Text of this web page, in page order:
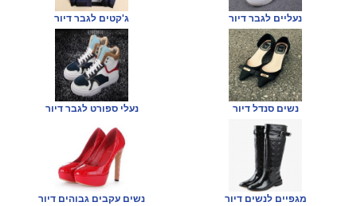
ג'קטים לגבר דיור נעליים לגבר דיור
נעלי ספורט לגבר דיור נשים סנדל דיור
נשים עקבים גבוהים דיור מגפיים לנשים דיור